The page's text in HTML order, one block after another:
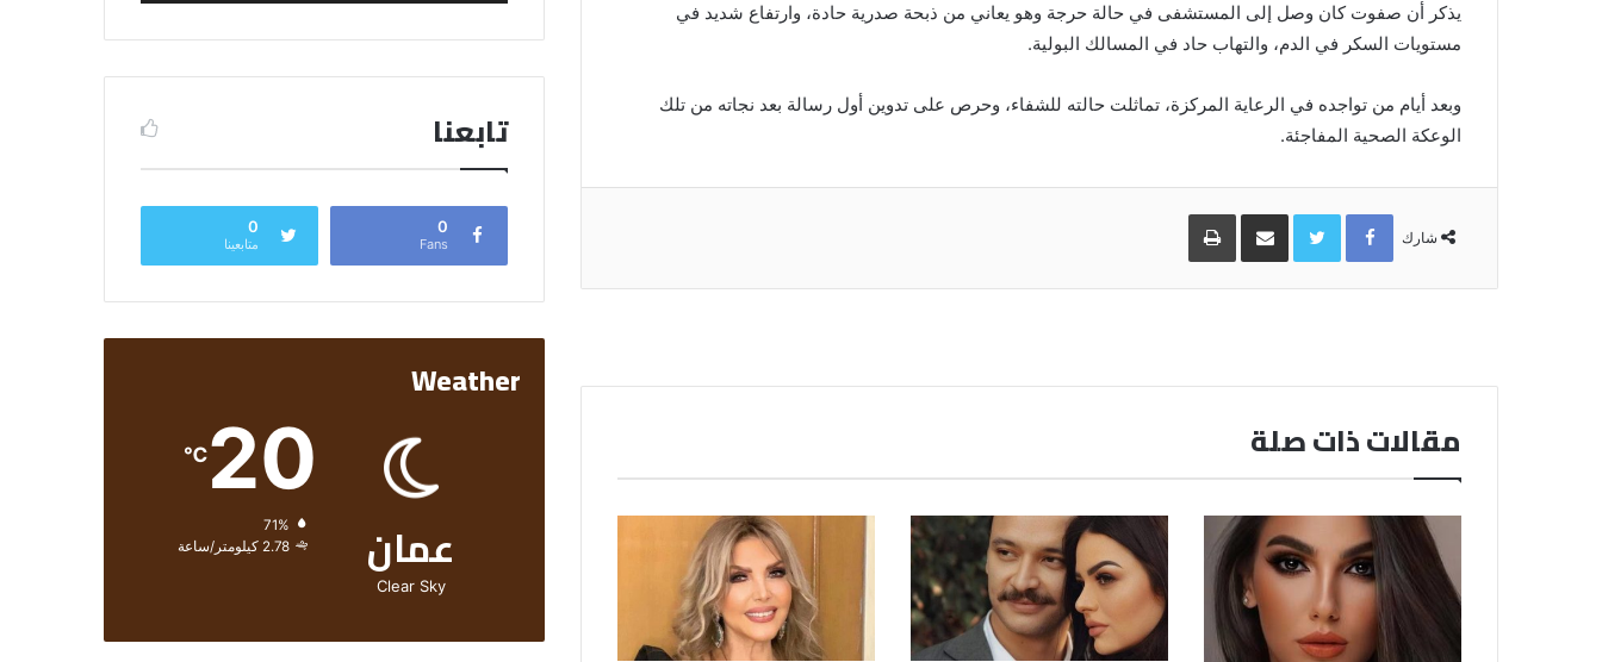
يذكر أن صفوت كان وصل إلى المستشفى في حالة حرجة وهو يعاني من ذبحة صدرية حادة، وارتفاع شديد في
مستويات السكر في الدم، والتهاب حاد في المسالك البولية.
وبعد أيام من تواجده في الرعاية المركزة، تماثلت حالته للشفاء، وحرص على تدوين أول رسالة بعد نجاته من تلك
الوعكة الصحية المفاجئة.
شارك
Facebook
Twitterمشاركة
البريد
طباعة
مقالات ذات صلة
تابعنا
0
Fans
0
متابعينا
Weather
عمان
Clear Sky
20
℃
الرطوبة:
الرياح:2.78 كيلومتر/ساعة